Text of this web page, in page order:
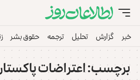
خبر گزارش تحلیل ترجمه حقوق بشر
برچسب:اعتراضات